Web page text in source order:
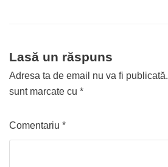
Lasă un răspuns
Adresa ta de email nu va fi publicată.
sunt marcate cu *
Comentariu *